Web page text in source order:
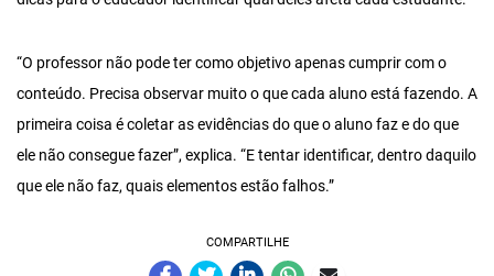
“O professor não pode ter como objetivo apenas cumprir com o
conteúdo. Precisa observar muito o que cada aluno está fazendo. A
primeira coisa é coletar as evidências do que o aluno faz e do que
ele não consegue fazer”, explica. “E tentar identificar, dentro daquilo
que ele não faz, quais elementos estão falhos.”
COMPARTILHE